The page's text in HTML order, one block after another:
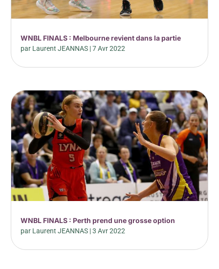
WNBL FINALS : Melbourne revient dans la partie
par Laurent JEANNAS |7 Avr 2022
WNBL FINALS : Perth prend une grosse option
par Laurent JEANNAS |3 Avr 2022